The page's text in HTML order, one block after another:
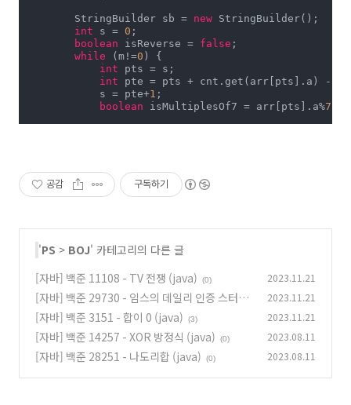
        StringBuilder sb =
new StringBuilder();
int s = 0 ;
boolean isReverse = false ;
while (m!=0 ) {
int pts = s;
int pte = pts + cnt.get(arr[pts].a) -
            s = pte+
1 ;
boolean isMultiplesOf7 = arr[pts].a%7
            }
        }
    }
int a, idx;
public IceCream final int a, final
this.a = a;
this.idx = idx;
    }
public int compareTo(final IceCream o) {
공감 구독하기
'PS > BOJ' 카테고리의 다른 글
[자바] 백준 11108 - TV 전쟁 (java)
(0) 2023.11.21
[자바] 백준 29730 - 임스의 데일리 인증 스터디
(java)
(0)
2023.11.21
[자바] 백준 3151 - 합이 0 (java) (3) 2023.11.21
[자바] 백준 14257 - XOR 방정식 (java) (0) 2023.08.11
[자바] 백준 28251 - 나도리합 (java) (0) 2023.08.11